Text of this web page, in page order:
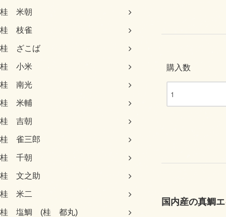
桂 米朝
桂 枝雀
桂 ざこば
桂 小米
桂 南光
桂 米輔
桂 吉朝
桂 雀三郎
桂 千朝
桂 文之助
桂 米二
桂 塩鯛 (桂 都丸)
購入数
国内産の真鯛